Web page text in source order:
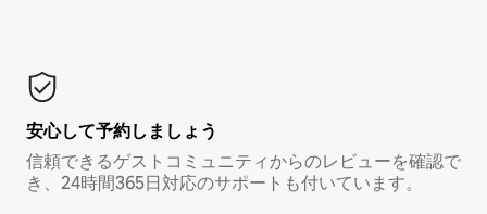
安心して予約しましょう
信頼できるゲストコミュニティからのレビューを確認で
き、24時間365日対応のサポートも付いています。